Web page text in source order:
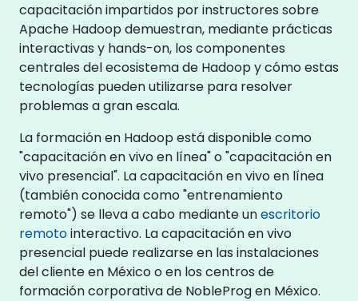
capacitación impartidos por instructores sobre
Apache Hadoop demuestran, mediante prácticas
interactivas y hands-on, los componentes
centrales del ecosistema de Hadoop y cómo estas
tecnologías pueden utilizarse para resolver
problemas a gran escala.
La formación en Hadoop está disponible como
"capacitación en vivo en línea" o "capacitación en
vivo presencial". La capacitación en vivo en línea
(también conocida como "entrenamiento
remoto") se lleva a cabo mediante unescritorio
remotointeractivo. La capacitación en vivo
presencial puede realizarse en las instalaciones
del cliente en México o en los centros de
formación corporativa de NobleProg en México.